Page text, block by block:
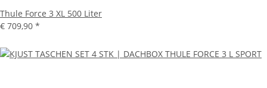
Thule Force 3 XL 500 Liter
€ 709,90 *